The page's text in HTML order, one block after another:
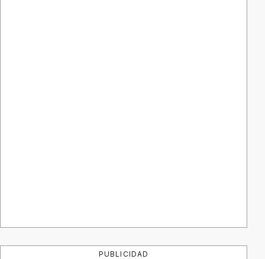
PUBLICIDAD